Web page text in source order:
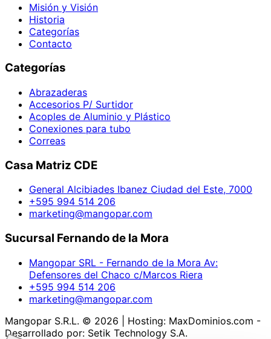
Misión y Visión
Historia
Categorías
Contacto
Categorías
Abrazaderas
Accesorios P/ Surtidor
Acoples de Aluminio y Plástico
Conexiones para tubo
Correas
Casa Matriz CDE
General Alcibiades Ibanez Ciudad del Este, 7000
+595 994 514 206
marketing@mangopar.com
Sucursal Fernando de la Mora
Mangopar SRL - Fernando de la Mora Av:
Defensores del Chaco c/Marcos Riera
+595 994 514 206
marketing@mangopar.com
Mangopar S.R.L. © 2026 | Hosting: MaxDominios.com -
Desarrollado por: Setik Technology S.A.